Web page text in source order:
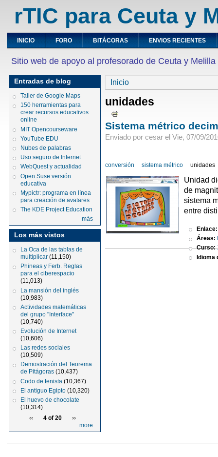
rTIC para Ceuta y
INICIO FORO BITÁCORAS ENVIOS RECIENTES
Sitio web de apoyo al profesorado de Ceuta y Melilla
Entradas de blog
Taller de Google Maps
150 herramientas para
crear recursos educativos
online
MIT Opencourseware
YouTube EDU
Nubes de palabras
Uso seguro de Internet
WebQuest y actualidad
Open Suse versión
educativa
Mypictr: programa en línea
para creación de avatares
The KDE Project Education
más
Los más vistos
La Oca de las tablas de
multiplicar (11,150)
Phineas y Ferb. Reglas
para el ciberespacio
(11,013)
La mansión del inglés
(10,983)
Actividades matemáticas
del grupo "Interface"
(10,740)
Evolución de Internet
(10,606)
Las redes sociales
(10,509)
Demostración del Teorema
de Pitágoras (10,437)
Codo de tenista (10,367)
El antiguo Egipto (10,320)
El huevo de chocolate
(10,314)
‹‹
4 of 20
››
more
Inicio
unidades
Sistema métrico
Enviado por cesar el Vie, 07/09/
conversión sistema métrico unidades
Unidad
de
sistema
entre
Áreas:
Curso:
Idioma